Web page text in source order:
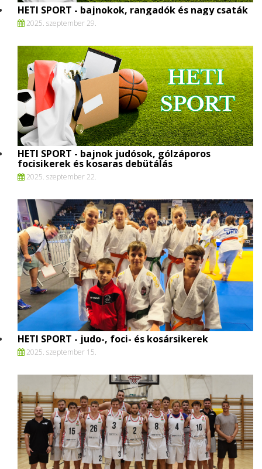
HETI SPORT - bajnokok, rangadók és nagy csaták
2025. szeptember 29.
HETI SPORT - bajnok judósok, gólzáporos
focisikerek és kosaras debütálás
2025. szeptember 22.
HETI SPORT - judo-, foci- és kosársikerek
2025. szeptember 15.